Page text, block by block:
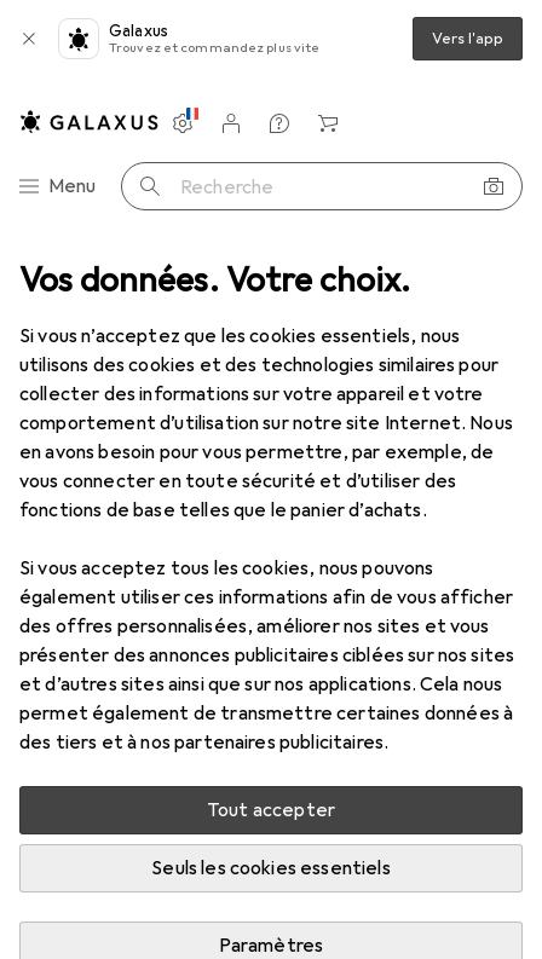
Vos données. Votre choix.
Si vous n’acceptez que les cookies essentiels, nous
utilisons des cookies et des technologies similaires pour
collecter des informations sur votre appareil et votre
comportement d’utilisation sur notre site Internet. Nous
en avons besoin pour vous permettre, par exemple, de
vous connecter en toute sécurité et d’utiliser des
fonctions de base telles que le panier d’achats.
Si vous acceptez tous les cookies, nous pouvons
également utiliser ces informations afin de vous afficher
des offres personnalisées, améliorer nos sites et vous
présenter des annonces publicitaires ciblées sur nos sites
et d’autres sites ainsi que sur nos applications. Cela nous
permet également de transmettre certaines données à
des tiers et à nos partenaires publicitaires.
Tout accepter
Seuls les cookies essentiels
Paramètres
Galaxus
Trouvez et commandez plus vite Vers l'app
Navigation par catégorie
Menu Recherche
Paramètres
Compte client
Listes de comparaison
Listes d'envies
Panier
Clé à douille + douilles Gedore 1990-10 Rallonge 1/2" 250 mm
13 images
1990-10 Rallonge 1/2" 250 mm
Prix en EUR TVA incl.
EUR
18,35 avant
5
Évaluations
5 pièces en stock chez le fournisseur
M'informer si le produit est disponible plus tôt
Ajouter au panier